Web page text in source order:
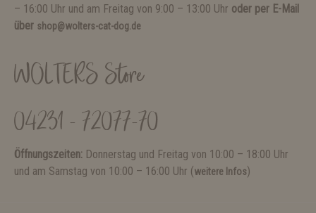
– 16:00 Uhr und am Freitag von 9:00 – 13:00 Uhr oder per E-Mail
über shop@wolters-cat-dog.de
WOLTERS Store
04231 - 72077-70
Öffnungszeiten: Donnerstag und Freitag von 10:00 – 18:00 Uhr
und am Samstag von 10:00 – 16:00 Uhr (weitere Infos)